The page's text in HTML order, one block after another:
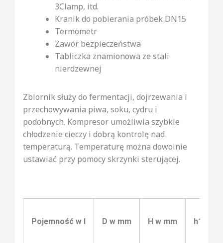
3Clamp, itd.
Kranik do pobierania próbek DN15
Termometr
Zawór bezpieczeństwa
Tabliczka znamionowa ze stali
nierdzewnej
Zbiornik służy do fermentacji, dojrzewania i
przechowywania piwa, soku, cydru i
podobnych. Kompresor umożliwia szybkie
chłodzenie cieczy i dobrą kontrolę nad
temperaturą. Temperaturę można dowolnie
ustawiać przy pomocy skrzynki sterującej.
Pojemność w l D w mm H w mm h1 w